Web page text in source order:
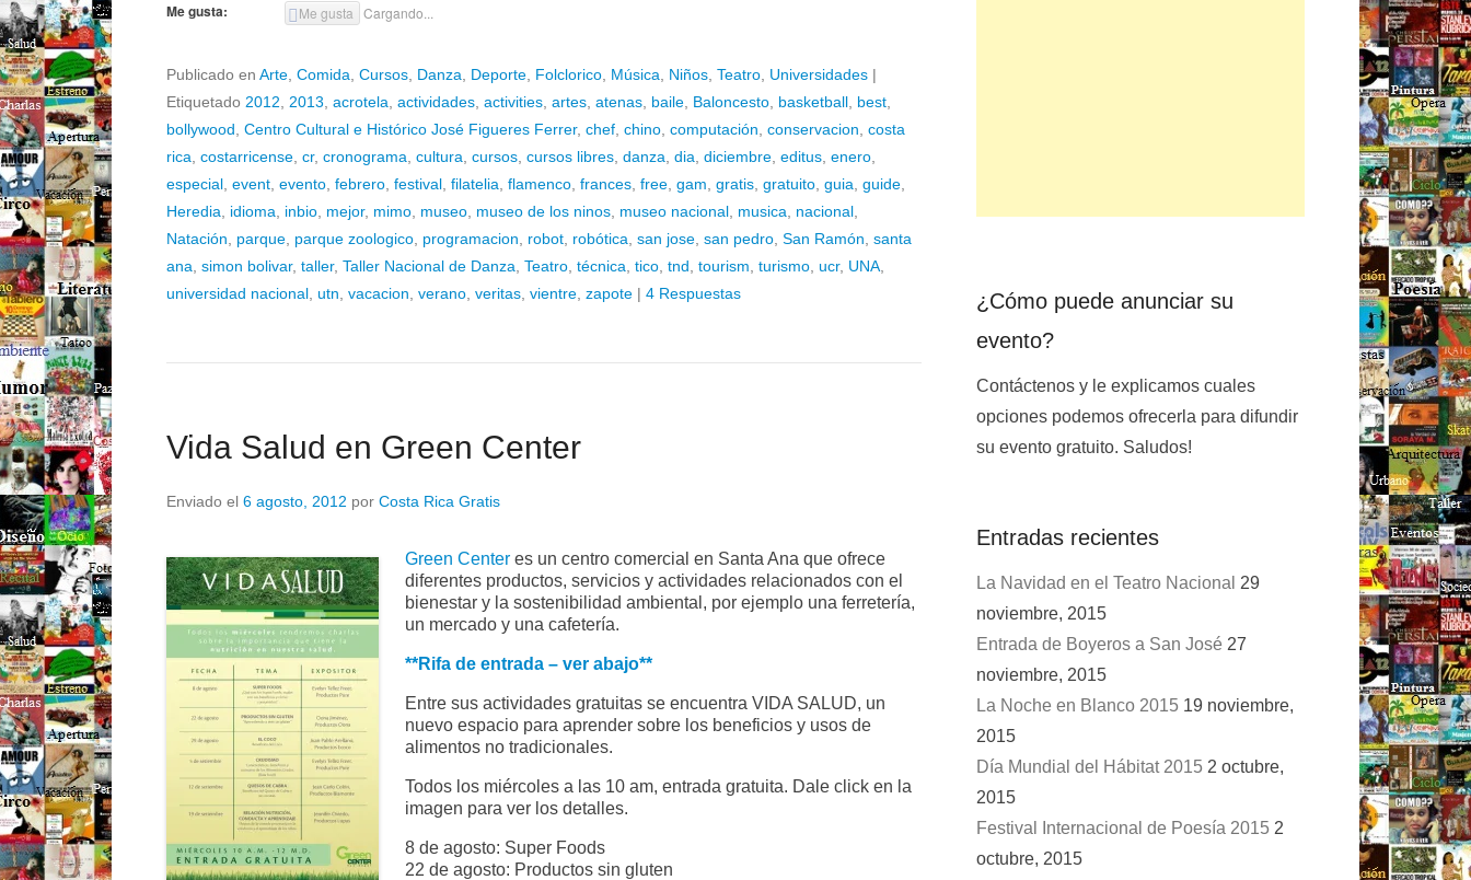
Me gusta: Me gusta Cargando...
Publicado en Arte Comida Cursos Danza Deporte Folclorico Música Niños Teatro Universidades |
Etiquetado 2012 2013 acrotela actividades activities artes atenas baile Baloncesto basketball best
bollywood Centro Cultural e Histórico José Figueres Ferrer, chef chino computación conservacion costa
rica costarricense cr, cronograma cultura cursos cursos libres danza dia diciembre editus enero
especial event evento febrero festival filatelia flamenco frances free gam gratis gratuito guia guide
Heredia
idioma inbio mejor, mimo museo museo de los ninos museo nacional musica nacional
Natación
parque parque zoologico programacion robot robótica san jose san pedro San Ramón santa
ana simon bolivar, taller, Taller Nacional de Danza Teatro técnica tico tnd tourism turismo ucr, UNA
universidad nacional utn vacacion verano veritas vientre zapote | 4 Respuestas
Vida Salud en Green Center
Enviado el 6 agosto, 2012 por Costa Rica Gratis
Green Center es un centro comercial en Santa Ana que ofrece
diferentes productos, servicios y actividades relacionados con el
bienestar y la sostenibilidad ambiental, por ejemplo una ferretería,
un mercado y una cafetería.
**Rifa de entrada – ver abajo**
Entre sus actividades gratuitas se encuentra VIDA SALUD, un
nuevo espacio para aprender sobre los beneficios y usos de
alimentos no tradicionales.
Todos los miércoles a las 10 am, entrada gratuita. Dale click en la
imagen para ver los detalles.
8 de agosto: Super Foods
22 de agosto: Productos sin gluten
¿Cómo puede anunciar su
evento?
Contáctenos y le explicamos cuales
opciones podemos ofrecerla para difundir
su evento gratuito. Saludos!
Entradas recientes
La Navidad en el Teatro Nacional 29
noviembre, 2015
Entrada de Boyeros a San José 27
noviembre, 2015
La Noche en Blanco 2015 19 noviembre,
2015
Día Mundial del Hábitat 2015 2 octubre,
2015
Festival Internacional de Poesía 2015 2
octubre, 2015